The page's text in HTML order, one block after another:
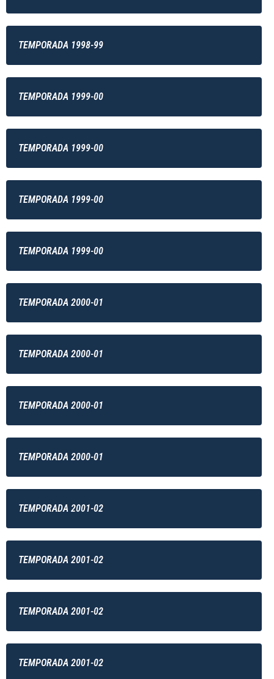
TEMPORADA 1998-99
TEMPORADA 1999-00
TEMPORADA 1999-00
TEMPORADA 1999-00
TEMPORADA 1999-00
TEMPORADA 2000-01
TEMPORADA 2000-01
TEMPORADA 2000-01
TEMPORADA 2000-01
TEMPORADA 2001-02
TEMPORADA 2001-02
TEMPORADA 2001-02
TEMPORADA 2001-02